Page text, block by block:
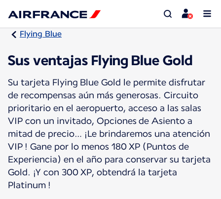
Flying Blue
Sus ventajas Flying Blue Gold
Su tarjeta Flying Blue Gold le permite disfrutar
de recompensas aún más generosas. Circuito
prioritario en el aeropuerto, acceso a las salas
VIP con un invitado, Opciones de Asiento a
mitad de precio… ¡Le brindaremos una atención
VIP ! Gane por lo menos 180 XP (Puntos de
Experiencia) en el año para conservar su tarjeta
Gold. ¡Y con 300 XP, obtendrá la tarjeta
Platinum !